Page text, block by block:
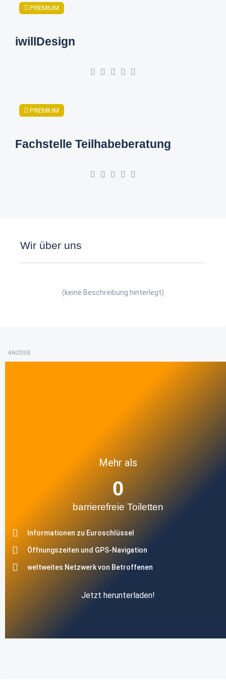
PREMIUM
iwillDesign
PREMIUM
Fachstelle Teilhabeberatung
Wir über uns
(keine Beschreibung hinterlegt)
ANZEIGE
Mehr als
barrierefreie Toiletten
0
Informationen zu Euroschlüssel
Öffnungszeiten und GPS-Navigation
weltweites Netzwerk von Betroffenen
Jetzt herunterladen!